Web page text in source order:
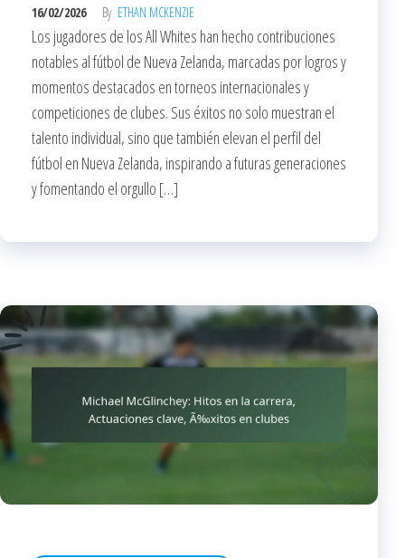
16/02/2026 By ETHAN MCKENZIE
Los jugadores de los All Whites han hecho contribuciones
notables al fútbol de Nueva Zelanda, marcadas por logros y
momentos destacados en torneos internacionales y
competiciones de clubes. Sus éxitos no solo muestran el
talento individual, sino que también elevan el perfil del
fútbol en Nueva Zelanda, inspirando a futuras generaciones
y fomentando el orgullo […]